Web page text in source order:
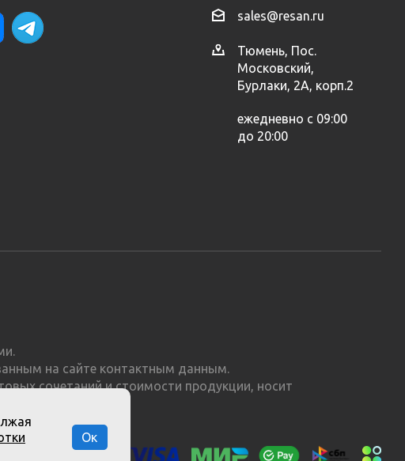
sales@resan.ru
Тюмень, Пос.
Московский,
Бурлаки, 2А, корп.2
ежедневно с 09:00
до 20:00
на сайте контактным данным.
сочетаний и стоимости продукции, носит
Ок